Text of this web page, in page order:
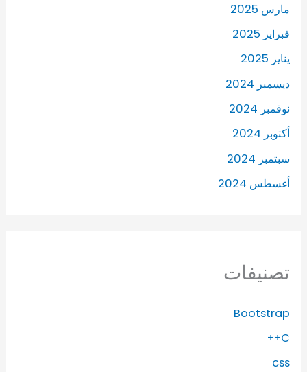
مارس 2025
فبراير 2025
يناير 2025
ديسمبر 2024
نوفمبر 2024
أكتوبر 2024
سبتمبر 2024
أغسطس 2024
تصنيفات
Bootstrap
C++
css